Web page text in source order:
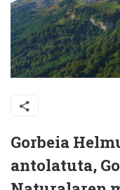
Gorbeia
antolatuta,